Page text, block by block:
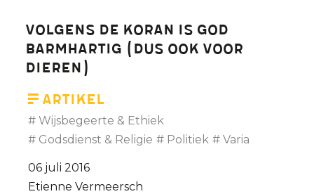
heeft
haar
Volgens de Koran is God
barmhartig (dus ook voor
dieren)
Artikel
Wijsbegeerte & Ethiek
Godsdienst & Religie
Politiek Varia
06 juli 2016
Etienne Vermeersch